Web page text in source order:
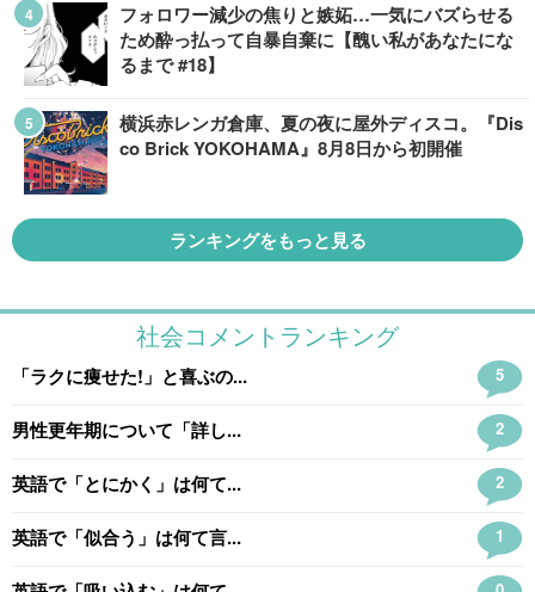
フォロワー減少の焦りと嫉妬…一気にバズらせる
ため酔っ払って自暴自棄に【醜い私があなたにな
るまで #18】
横浜赤レンガ倉庫、夏の夜に屋外ディスコ。『Dis
co Brick YOKOHAMA』8月8日から初開催
ランキングをもっと見る